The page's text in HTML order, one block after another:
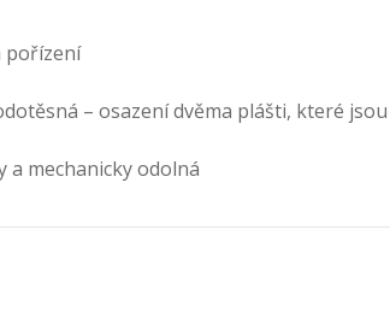
pořízení
– osazení dvěma plášti, které jsou
a mechanicky odolná